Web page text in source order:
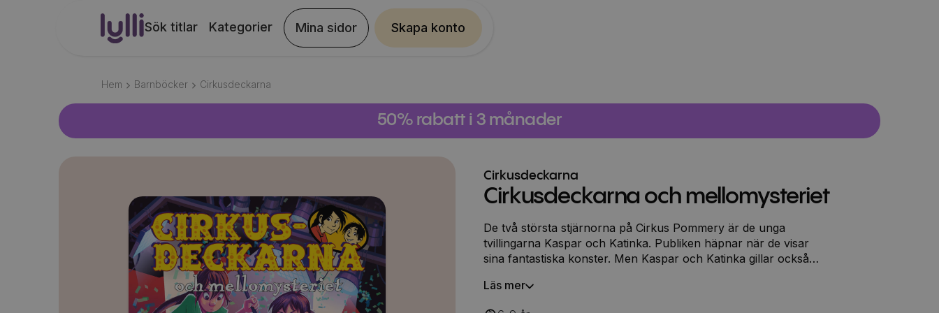
Sök titlar Kategorier Mina sidor Skapa konto
Hem Barnböcker Cirkusdeckarna
50% rabatt i 3 månader
Cirkusdeckarna
Cirkusdeckarna och mellomysteriet
De två största stjärnorna på Cirkus Pommery är de unga
tvillingarna Kaspar och Katinka. Publiken häpnar när de visar
sina fantastiska konster. Men Kaspar och Katinka gillar också
Melodifestivalen i Solna, tar tvillingarna upp jakten på bovarna.
Läs mer